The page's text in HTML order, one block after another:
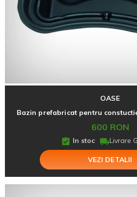
OASE
Bazin prefabricat pentru
600 RON
In stoc Livrare
VEZI DETALII